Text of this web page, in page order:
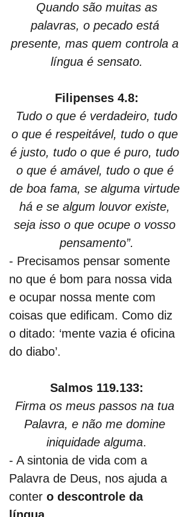
Quando são muitas as
palavras, o pecado está
presente, mas quem controla a
língua é sensato.
Filipenses 4.8:
Tudo o que é verdadeiro, tudo
o que é respeitável, tudo o que
é justo, tudo o que é puro, tudo
o que é amável, tudo o que é
de boa fama, se alguma virtude
há e se algum louvor existe,
seja isso o que ocupe o vosso
pensamento”.
- Precisamos pensar somente
no que é bom para nossa vida
e ocupar nossa mente com
coisas que edificam. Como diz
o ditado: ‘mente vazia é oficina
do diabo’.
Salmos 119.133:
Firma os meus passos na tua
Palavra, e não me domine
iniquidade alguma.
- A sintonia de vida com a
Palavra de Deus, nos ajuda a
conter o descontrole da